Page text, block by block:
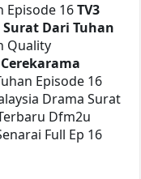
Episode 16TV3
Surat Dari Tuhan
Quality
Cerekarama
Episode 16
Drama Surat
Dfm2u
Full Ep 16